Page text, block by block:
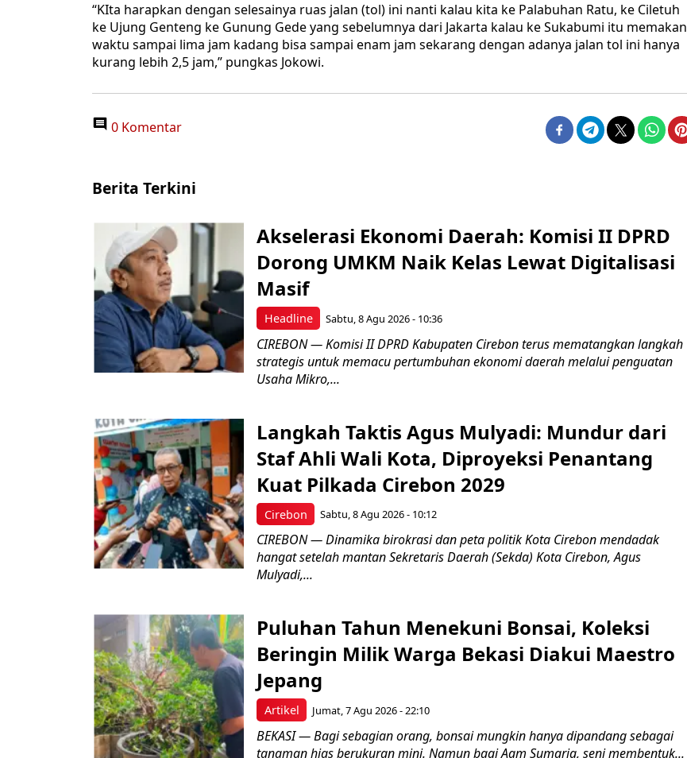
“KIta harapkan dengan selesainya ruas jalan (tol) ini nanti kalau kita ke Palabuhan Ratu, ke Ciletuh
ke Ujung Genteng ke Gunung Gede yang sebelumnya dari Jakarta kalau ke Sukabumi itu memakan
waktu sampai lima jam kadang bisa sampai enam jam sekarang dengan adanya jalan tol ini hanya
kurang lebih 2,5 jam,” pungkas Jokowi.
0 Komentar
Berita Terkini
Headline
Akselerasi Ekonomi Daerah: Komisi II DPRD
Dorong UMKM Naik Kelas Lewat Digitalisasi
Masif
Sabtu, 8 Agu 2026 - 10:36
CIREBON — Komisi II DPRD Kabupaten Cirebon terus mematangkan langkah
strategis untuk memacu pertumbuhan ekonomi daerah melalui penguatan
Usaha Mikro,...
Cirebon
Langkah Taktis Agus Mulyadi: Mundur dari
Staf Ahli Wali Kota, Diproyeksi Penantang
Kuat Pilkada Cirebon 2029
Sabtu, 8 Agu 2026 - 10:12
CIREBON — Dinamika birokrasi dan peta politik Kota Cirebon mendadak
hangat setelah mantan Sekretaris Daerah (Sekda) Kota Cirebon, Agus
Mulyadi,...
Artikel
Puluhan Tahun Menekuni Bonsai, Koleksi
Beringin Milik Warga Bekasi Diakui Maestro
Jepang
Jumat, 7 Agu 2026 - 22:10
BEKASI — Bagi sebagian orang, bonsai mungkin hanya dipandang sebagai
tanaman hias berukuran mini. Namun bagi Aam Sumarja, seni membentuk...